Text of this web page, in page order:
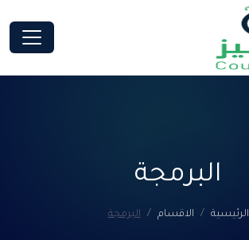
البرمجة
الرئيسية الاقسام البرمجة